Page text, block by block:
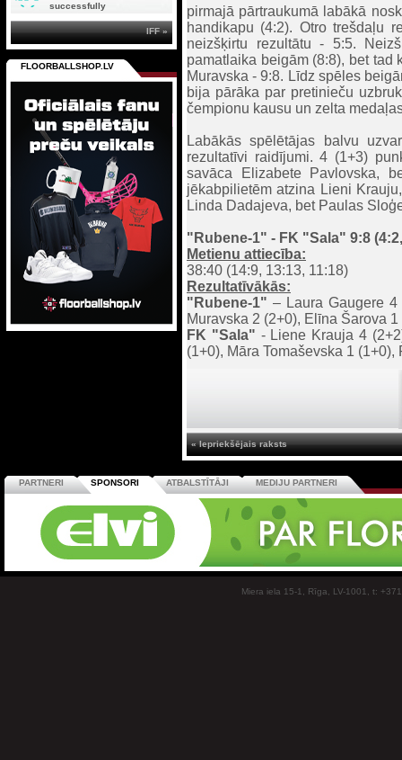
pirmajā pārtraukumā labākā
handikapu (4:2). Otro trešdaļu
neizšķirtu rezultātu - 5:5.
pamatlaika beigām (8:8), bet tad
Muravska - 9:8. Līdz spēles
bija pārāka par pretinieču
čempionu kausu un zelta
Labākās spēlētājas balvu
rezultatīvi raidījumi. 4 (1+3)
savāca Elizabete Pavlovska,
jēkabpilietēm atzina Lieni
Linda Dadajeva, bet Paulas
"Rubene-1" - FK "Sala" 9:8
Metienu attiecība:
38:40 (14:9, 13:13, 11:18)
Rezultatīvākās:
"Rubene-1" – Laura Gaugere
Muravska 2 (2+0), Elīna Šarova
FK "Sala" - Liene Krauja 4
(1+0), Māra Tomaševska 1 (1+0),
« Iepriekšējais raksts
successfully
IFF »
FLOORBALLSHOP.LV
PARTNERI SPONSORI ATBALSTĪTĀJI MEDIJU PARTNERI
Miera iela 15-1, Rīga, LV-1001, t: